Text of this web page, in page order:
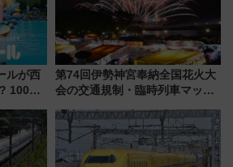
ルが西
100周
夏は所
第74回伊勢神宮奉納全国花火大
会の交通規制・臨時列車マッ
セス